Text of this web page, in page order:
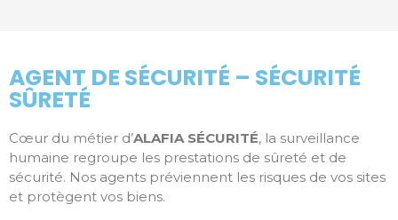
AGENT DE SÉCURITÉ – SÉCURITÉ
SÛRETÉ
Cœur du métier d’ALAFIA SÉCURITÉ, la surveillance
humaine regroupe les prestations de sûreté et de
sécurité. Nos agents préviennent les risques de vos sites
et protègent vos biens.